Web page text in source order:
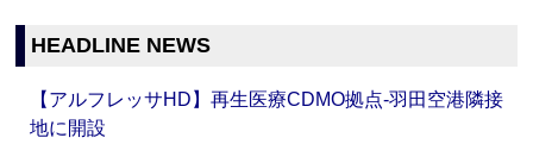
HEADLINE NEWS
【アルフレッサHD】再生医療CDMO拠点‐羽田空港隣接
地に開設